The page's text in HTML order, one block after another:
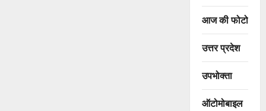
आज की फोटो
उत्तर प्रदेश
उपभोक्ता
ऑटोमोबाइल